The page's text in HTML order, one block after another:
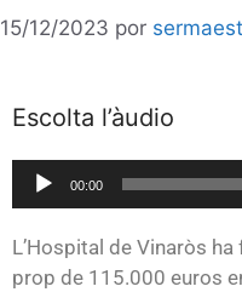
15/12/2023 por
Escolta l’àudio
Reproductor
de
audio
00:00
L’Hospital de Vinaròs
prop de 115.000 euros